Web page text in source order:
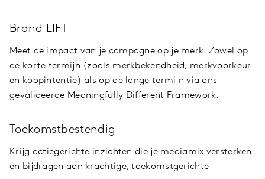
Brand LIFT
Meet de impact van je campagne op je merk. Zowel op
de korte termijn (zoals merkbekendheid, merkvoorkeur
en koopintentie) als op de lange termijn via ons
gevalideerde Meaningfully Different Framework.
Toekomstbestendig
Krijg actiegerichte inzichten die je mediamix versterken
en bijdragen aan krachtige, toekomstgerichte